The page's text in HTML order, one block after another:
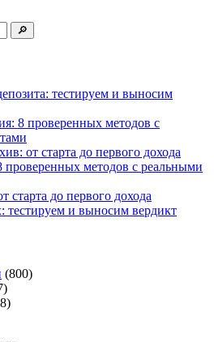
🔎
тестируем и выносим
8 проверенных методов с
от старта до первого дохода
методов с реальными
старта до первого дохода
тестируем и выносим вердикт
(800)